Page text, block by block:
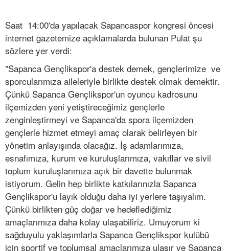
Saat 14:00'da yapılacak Sapancaspor kongresi öncesi
internet gazetemize açıklamalarda bulunan Pulat şu
sözlere yer verdi:
"Sapanca Gençlikspor'a destek demek, gençlerimize ve
sporcularımıza aileleriyle birlikte destek olmak demektir.
Çünkü Sapanca Gençlikspor'un oyuncu kadrosunu
ilçemizden yeni yetiştireceğimiz gençlerle
zenginleştirmeyi ve Sapanca'da spora ilçemizden
gençlerle hizmet etmeyi amaç olarak belirleyen bir
yönetim anlayışında olacağız. İş adamlarımıza,
esnafımıza, kurum ve kuruluşlarımıza, vakıflar ve sivil
toplum kuruluşlarımıza açık bir davette bulunmak
istiyorum. Gelin hep birlikte katkılarınızla Sapanca
Gençlikspor'u layık olduğu daha iyi yerlere taşıyalım.
Çünkü birlikten güç doğar ve hedeflediğimiz
amaçlarımıza daha kolay ulaşabiliriz. Umuyorum ki
sağduyulu yaklaşımlarla Sapanca Gençlikspor kulübü
için sportif ve toplumsal amaçlarımıza ulaşır ve Sapanca